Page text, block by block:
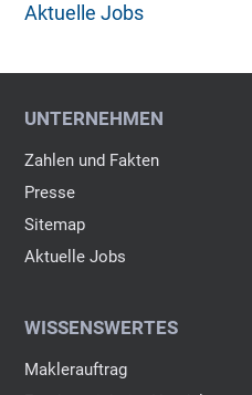
Aktuelle Jobs
UNTERNEHMEN
Zahlen und Fakten
Presse
Sitemap
Aktuelle Jobs
WISSENSWERTES
Maklerauftrag